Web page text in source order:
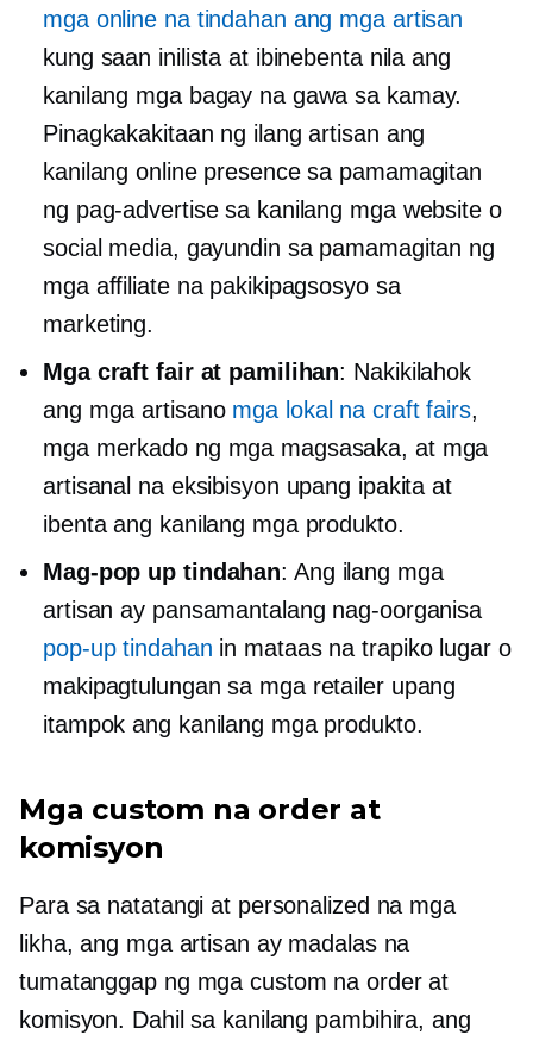
mga online na tindahan ang mga artisan
kung saan inilista at ibinebenta nila ang
kanilang mga bagay na gawa sa kamay.
Pinagkakakitaan ng ilang artisan ang
kanilang online presence sa pamamagitan
ng pag-advertise sa kanilang mga website o
social media, gayundin sa pamamagitan ng
mga affiliate na pakikipagsosyo sa
marketing.
Mga craft fair at pamilihan: Nakikilahok
ang mga artisano mga lokal na craft fairs,
mga merkado ng mga magsasaka, at mga
artisanal na eksibisyon upang ipakita at
ibenta ang kanilang mga produkto.
Mag-pop up tindahan: Ang ilang mga
artisan ay pansamantalang nag-oorganisa
pop-uptindahan in mataas na trapikolugar o
makipagtulungan sa mga retailer upang
itampok ang kanilang mga produkto.
Mga custom na order at
komisyon
Para sa natatangi at personalized na mga
likha, ang mga artisan ay madalas na
tumatanggap ng mga custom na order at
komisyon. Dahil sa kanilang pambihira, ang